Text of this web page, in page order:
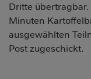
Dritte
Minuten
ausgewählten
Post zugeschickt.